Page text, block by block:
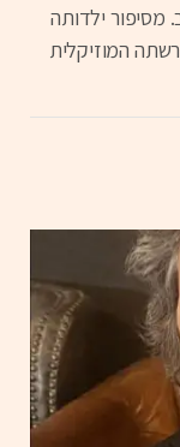
מסיפור ילדותה
המוזיקלית